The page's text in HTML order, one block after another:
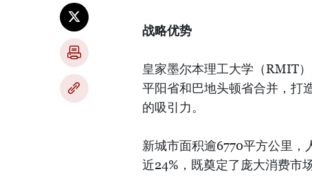
战略优势
皇家墨尔本理工大学（RMIT
平阳省和巴地头顿省合并，打
的吸引力。
新城市面积逾6770平方公里，
近24%，既奠定了庞大消费市